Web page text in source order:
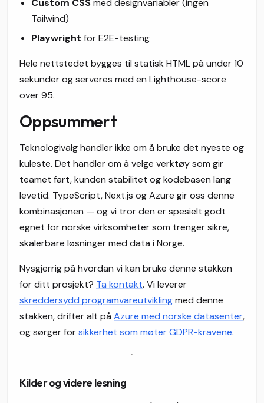
Custom CSSmed designvariabler (ingen
Tailwind)
Playwright for E2E-testing
Hele nettstedet bygges til statisk HTML på under 10
sekunder og serveres med en Lighthouse-score
over 95.
Oppsummert
Teknologivalg handler ikke om å bruke det nyeste og
kuleste. Det handler om å velge verktøy som gir
teamet fart, kunden stabilitet og kodebasen lang
levetid. TypeScript, Next.js og Azure gir oss denne
kombinasjonen — og vi tror den er spesielt godt
egnet for norske virksomheter som trenger sikre,
skalerbare løsninger med data i Norge.
Nysgjerrig på hvordan vi kan bruke denne stakken
for ditt prosjekt? Ta kontakt. Vi leverer
skreddersydd programvareutviklingmed denne
stakken, drifter alt på Azure med norske datasenter,
og sørger forsikkerhet som møter GDPR-kravene.
Kilder og videre lesning